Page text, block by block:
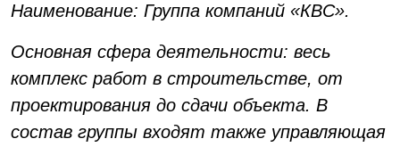
Наименование: Группа компаний «КВС».
Основная сфера деятельности: весь
комплекс работ в строительстве, от
проектирования до сдачи объекта. В
состав группы входят также управляющая